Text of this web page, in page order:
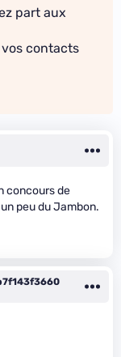
part aux
contacts
concours de
peu du Jambon.